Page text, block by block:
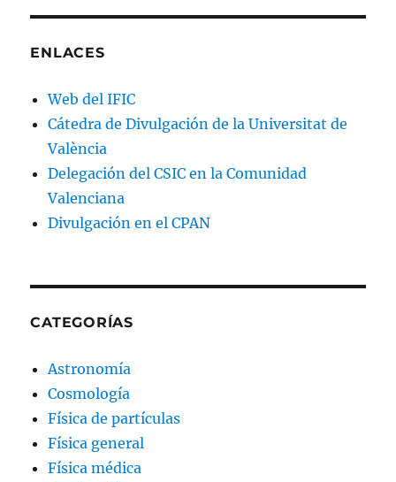
ENLACES
Web del IFIC
Cátedra de Divulgación de la Universitat de
València
Delegación del CSIC en la Comunidad
Valenciana
Divulgación en el CPAN
CATEGORÍAS
Astronomía
Cosmología
Física de partículas
Física general
Física médica